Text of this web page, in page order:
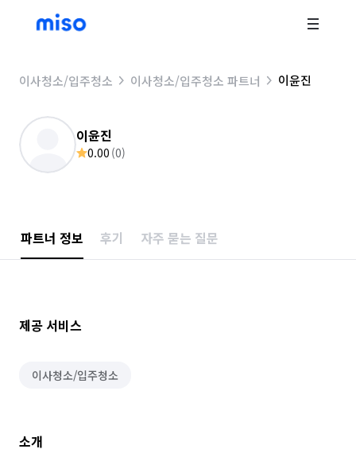
이사청소/입주청소 이사청소/입주청소 파트너 이윤진
이윤진
0.00 (0)
파트너 정보 후기 자주 묻는 질문
제공 서비스
이사청소/입주청소
소개